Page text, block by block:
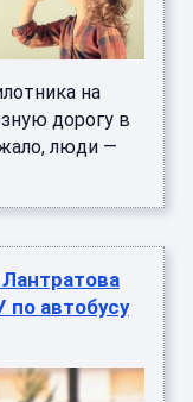
на
дорогу в
люди —
по автобусу